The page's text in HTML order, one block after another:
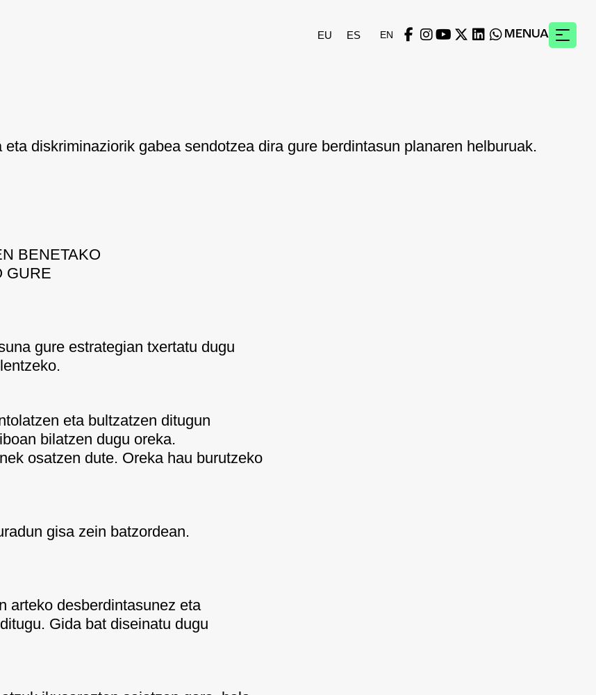
EU ES MENUA
diskriminaziorik gabea sendotzea dira gure berdintasun planaren helburuak.
BENETAKO
GURE
gure estrategian txertatu dugu
eta bultzatzen ditugun
bilatzen dugu oreka.
osatzen dute. Oreka hau burutzeko
gisa zein batzordean.
arteko desberdintasunez eta
Gida bat diseinatu dugu